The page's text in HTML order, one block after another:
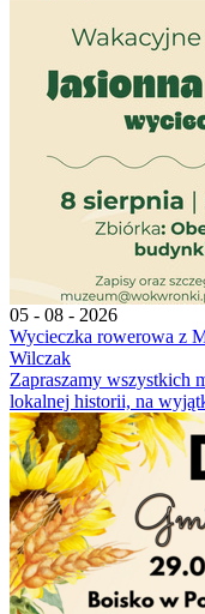
05 - 08 - 2026
Wycieczka rowerowa z
Wilczak
Zapraszamy wszystkich
lokalnej historii, na